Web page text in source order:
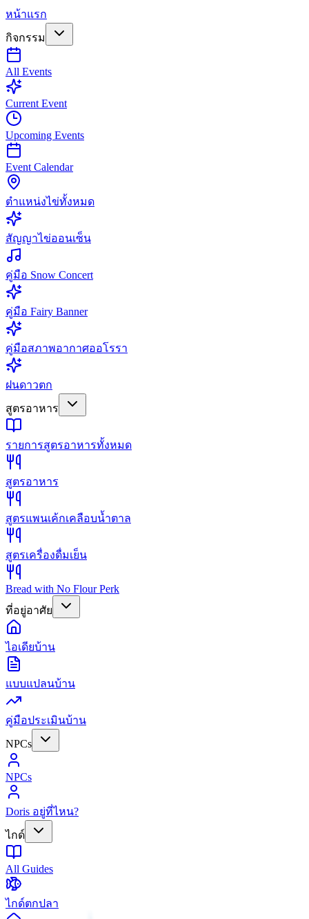
หน้าแรก
กิจกรรม
All Events
Current Event
Upcoming Events
Event Calendar
ตำแหน่งไข่ทั้งหมด
สัญญาไข่ออนเซ็น
คู่มือ Snow Concert
คู่มือ Fairy Banner
คู่มือสภาพอากาศออโรรา
ฝนดาวตก
สูตรอาหาร
รายการสูตรอาหารทั้งหมด
สูตรอาหาร
สูตรแพนเค้กเคลือบน้ำตาล
สูตรเครื่องดื่มเย็น
Bread with No Flour Perk
ที่อยู่อาศัย
ไอเดียบ้าน
แบบแปลนบ้าน
คู่มือประเมินบ้าน
NPCs
NPCs
Doris อยู่ที่ไหน?
ไกด์
All Guides
ไกด์ตกปลา